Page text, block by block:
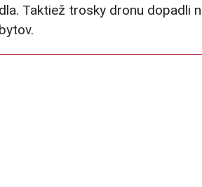
Taktiež trosky dronu dopadli